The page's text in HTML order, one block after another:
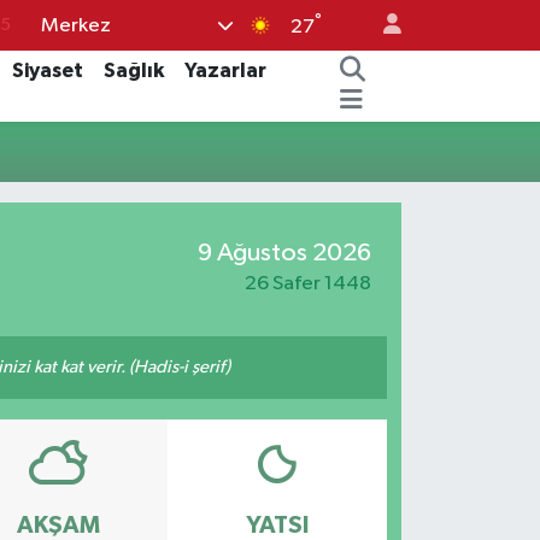
Merkez 27°
Siyaset Sağlık
Yazarlar
9 Ağustos 2026
26 Safer 1448
kat kat verir. (Hadis-i şerif)
AKŞAM YATSI